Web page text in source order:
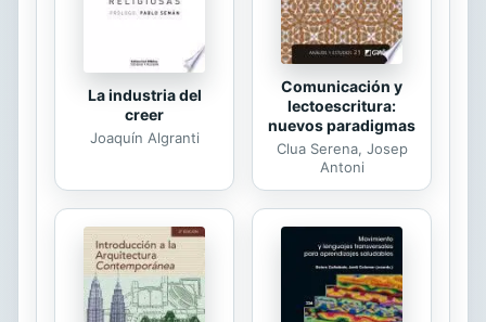
de...
La industria del
creer
Joaquín Algranti
Comunicación y
lectoescritura:
nuevos paradigmas
Clua Serena, Josep
Antoni